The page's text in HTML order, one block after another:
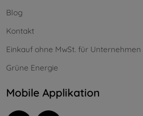
Blog
Kontakt
Einkauf ohne MwSt. für Unternehmen
Grüne Energie
Mobile Applikation